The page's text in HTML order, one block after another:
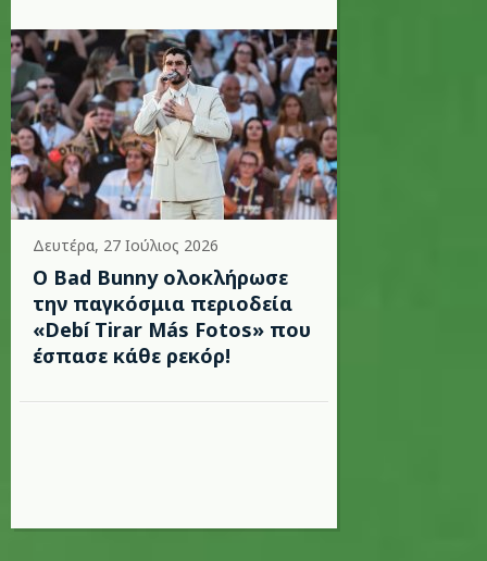
Δευτέρα, 27 Ιούλιος 2026
Ο Bad Bunny ολοκλήρωσε
την παγκόσμια περιοδεία
«Debí Tirar Más Fotos» που
έσπασε κάθε ρεκόρ!